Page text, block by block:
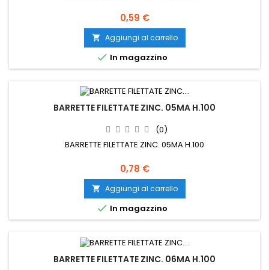
Prezzo
0,59 €
 Aggiungi al carrello
 In magazzino
BARRETTE FILETTATE ZINC. 05MA H.100
(0)
BARRETTE FILETTATE ZINC. 05MA H.100
Prezzo
0,78 €
 Aggiungi al carrello
 In magazzino
BARRETTE FILETTATE ZINC. 06MA H.100